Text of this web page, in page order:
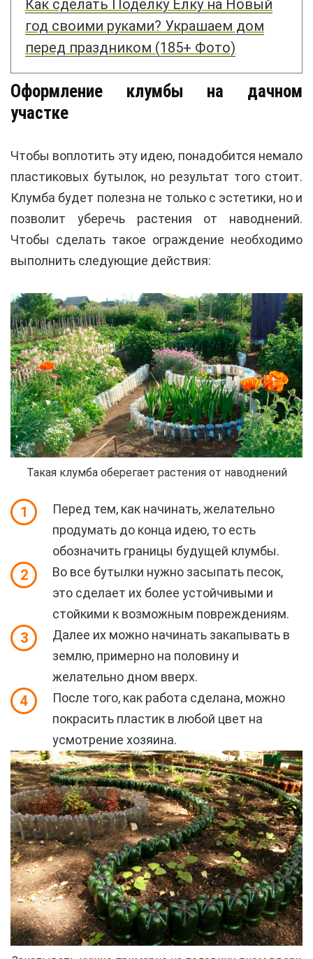
Как сделать Поделку Елку на Новый
год своими руками? Украшаем дом
перед праздником (185+ Фото)
Оформление клумбы на дачном
участке
Чтобы воплотить эту идею, понадобится немало
пластиковых бутылок, но результат того стоит.
Клумба будет полезна не только с эстетики, но и
позволит уберечь растения от наводнений.
Чтобы сделать такое ограждение необходимо
выполнить следующие действия:
Такая клумба оберегает растения от наводнений
1
Перед тем, как начинать, желательно
продумать до конца идею, то есть
обозначить границы будущей клумбы.
2
Во все бутылки нужно засыпать песок,
это сделает их более устойчивыми и
стойкими к возможным повреждениям.
3
Далее их можно начинать закапывать в
землю, примерно на половину и
желательно дном вверх.
4
После того, как работа сделана, можно
покрасить пластик в любой цвет на
усмотрение хозяина.